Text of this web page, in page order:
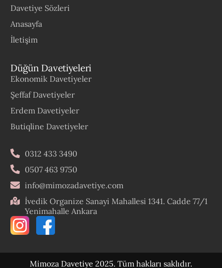
Davetiye Sözleri
Anasayfa
İletişim
Düğün Davetiyeleri
Ekonomik Davetiyeler
Şeffaf Davetiyeler
Erdem Davetiyeler
Butiqline Davetiyeler
0312 433 3490
0507 463 9750
info@mimozadavetiye.com
İvedik Organize Sanayi Mahallesi 1341. Cadde 77/1
Yenimahalle Ankara
Mimoza Davetiye 2025. Tüm hakları saklıdır.